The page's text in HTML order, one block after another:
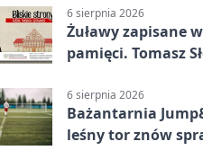
6 sierpnia 2026
Żuławy zapisane
pamięci. Tomasz
6 sierpnia 2026
Bażantarnia
leśny tor znów